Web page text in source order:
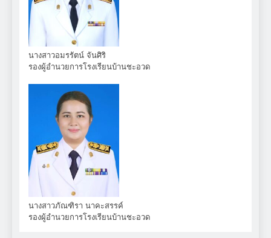
นางสาวอมรรัตน์ จันศิริ
รองผู้อำนวยการโรงเรียนบ้านชะอวด
นางสาวภัณฑิรา นาคะสรรค์
รองผู้อำนวยการโรงเรียนบ้านชะอวด